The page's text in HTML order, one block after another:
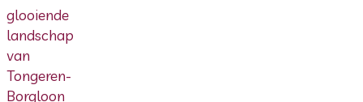
glooiende
landschap
van
Tongeren-
Borgloon